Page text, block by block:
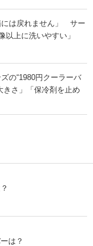
には戻れません」 サー
以上に洗いやすい」
の“1980円クーラーバ
さ」「保冷剤を止め
は？